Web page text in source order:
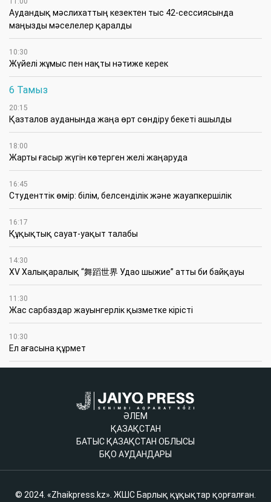
Аудандық мәслихаттың кезектен тыс 42-сессиясында
маңызды мәселелер қаралды
10:30
Жүйелі жұмыс пен нақты нәтиже керек
6 Тамыз
20:15
Қазталов ауданында жаңа өрт сөндіру бекеті ашылды
18:00
Жарты ғасыр жүгін көтерген желі жаңаруда
16:45
Студенттік өмір: білім, белсенділік және жауапкершілік
16:17
Құқықтық сауат-уақыт талабы
14:30
XV Халықаралық “舞蹈世界 Удао шыжие” атты би байқауы
11:30
Жас сарбаздар жауынгерлік қызметке кірісті
10:30
Ел ағасына құрмет
ӘЛЕМ
ҚАЗАҚСТАН
БАТЫС ҚАЗАҚСТАН ОБЛЫСЫ
БҚО АУДАНДАРЫ
© 2024. «Zhaikpress.kz». ЖШС Барлық құқықтар қорғалған.